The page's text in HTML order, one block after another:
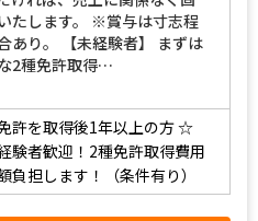
たします。 ※賞与は寸志程
あり。 【未経験者】 まずは
2種免許取得…
許を取得後1年以上の方☆
験者歓迎！2種免許取得費用
負担します！（条件有り）